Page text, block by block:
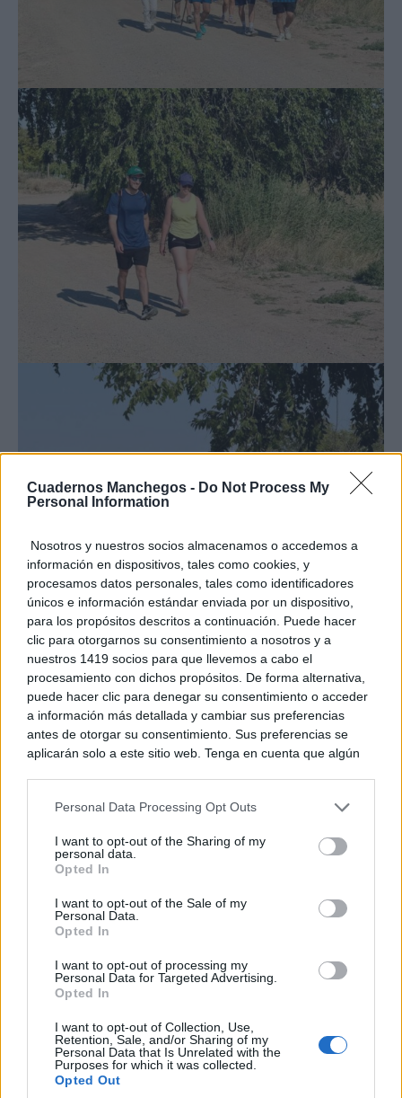
Cuadernos Manchegos - Do Not Process My
Personal Information
Nosotros y nuestros socios almacenamos o accedemos a
información en dispositivos, tales como cookies, y
procesamos datos personales, tales como identificadores
únicos e información estándar enviada por un dispositivo,
para los propósitos descritos a continuación. Puede hacer
clic para otorgarnos su consentimiento a nosotros y a
nuestros 1419 socios para que llevemos a cabo el
procesamiento con dichos propósitos. De forma alternativa,
puede hacer clic para denegar su consentimiento o acceder
a información más detallada y cambiar sus preferencias
antes de otorgar su consentimiento. Sus preferencias se
aplicarán solo a este sitio web. Tenga en cuenta que algún
rechazar tal procesamiento. Puede cambiar sus preferencias
a este sitio y haciendo clic en el botón "Privacidad" en la
parte inferior de la página web.
Please note that this website/app uses one or more Google
services and may gather and store information including but
not limited to your visit or usage behaviour. You may click to
use your data for below specified purposes in below Google
consent section.
Personal Data Processing Opt Outs
I want to opt-out of the Sharing of my
personal data.
Opted In
I want to opt-out of the Sale of my
Personal Data.
Opted In
I want to opt-out of processing my
Personal Data for Targeted Advertising.
Opted In
I want to opt-out of Collection, Use,
Retention, Sale, and/or Sharing of my
Personal Data that Is Unrelated with the
Purposes for which it was collected.
Opted Out